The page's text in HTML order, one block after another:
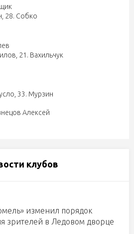
28. Собко
21. Вахильчук
33. Мурзин
Алексей
клубов
изменил порядок
зрителей в Ледовом дворце